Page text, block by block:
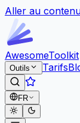
Aller au
AwesomeToolkit
Outils Tarifs
FR